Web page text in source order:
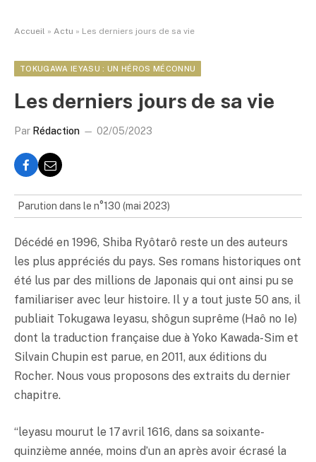
Accueil » Actu » Les derniers jours de sa vie
TOKUGAWA IEYASU : UN HÉROS MÉCONNU
Les derniers jours de sa vie
Par Rédaction 02/05/2023
Parution dans le n°130 (mai 2023)
Décédé en 1996, Shiba Ryôtarô reste un des auteurs
les plus appréciés du pays. Ses romans historiques ont
été lus par des millions de Japonais qui ont ainsi pu se
familiariser avec leur histoire. Il y a tout juste 50 ans, il
publiait Tokugawa Ieyasu, shôgun suprême (Haô no Ie)
dont la traduction française due à Yoko Kawada-Sim et
Silvain Chupin est parue, en 2011, aux éditions du
Rocher. Nous vous proposons des extraits du dernier
chapitre.
“leyasu mourut le 17 avril 1616, dans sa soixante-
quinzième année, moins d’un an après avoir écrasé la